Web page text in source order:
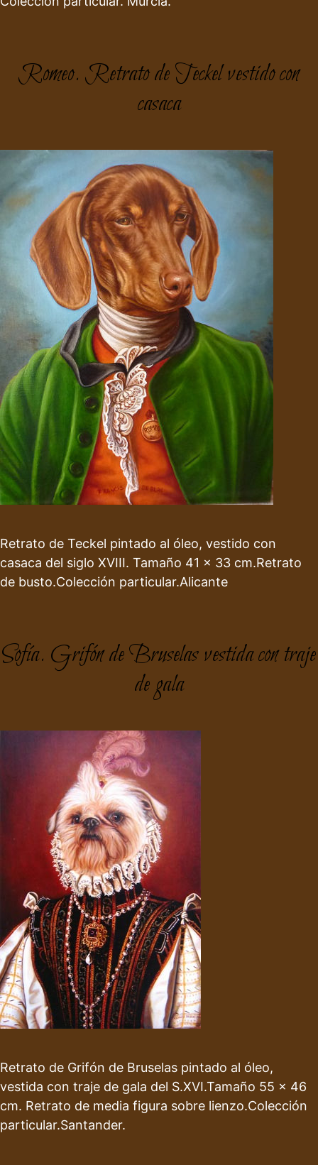
Romeo. Retrato de Teckel vestido con
casaca
Retrato de Teckel pintado al óleo, vestido con
casaca del siglo XVIII. Tamaño 41 x 33 cm.Retrato
de busto.Colección particular.Alicante
Sofía. Grifón de Bruselas vestida con traje
de gala
Retrato de Grifón de Bruselas pintado al óleo,
vestida con traje de gala del S.XVI.Tamaño 55 x 46
cm. Retrato de media figura sobre lienzo.Colección
particular.Santander.